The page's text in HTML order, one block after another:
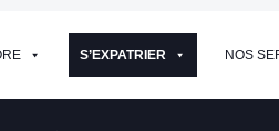
S’EXPATRIER NOS